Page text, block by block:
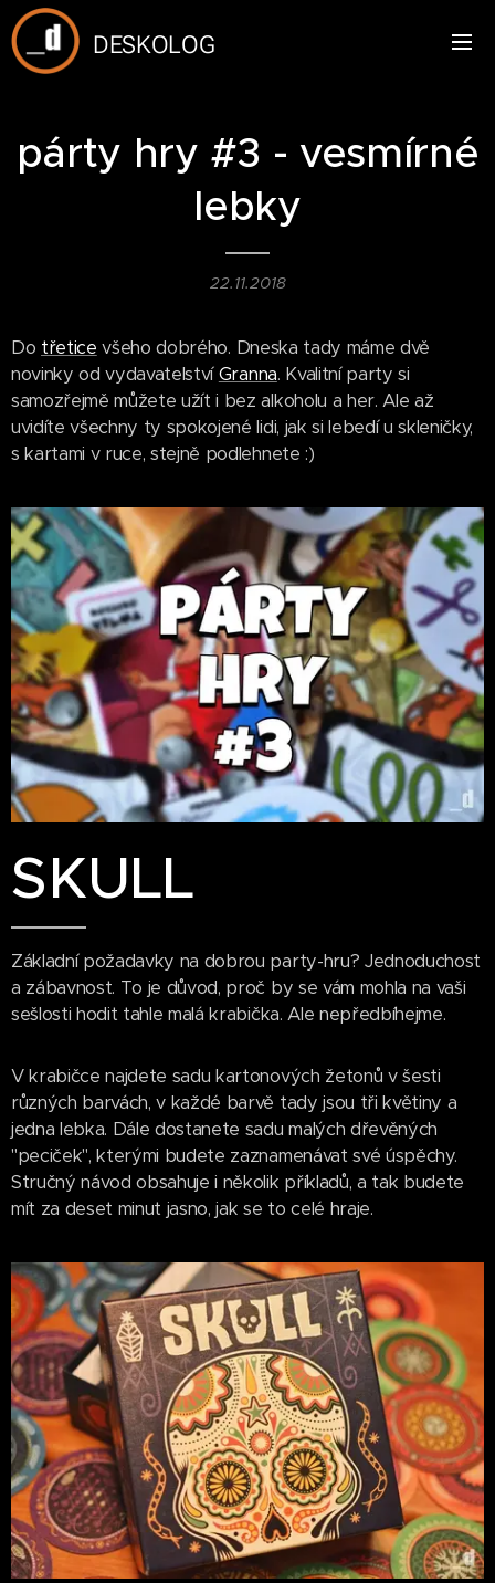
DESKOLOG
párty hry #3 - vesmírné
lebky
22.11.2018
Do třetice všeho dobrého. Dneska tady máme dvě
novinky od vydavatelstvíGranna. Kvalitní party si
samozřejmě můžete užít i bez alkoholu a her. Ale až
uvidíte všechny ty spokojené lidi, jak si lebedí u skleničky,
s kartami v ruce, stejně podlehnete :)
SKULL
Základní požadavky na dobrou party-hru? Jednoduchost
a zábavnost. To je důvod, proč by se vám mohla na vaši
sešlosti hodit tahle malá krabička. Ale nepředbíhejme.
V krabičce najdete sadu kartonových žetonů v šesti
různých barvách, v každé barvě tady jsou tři květiny a
jedna lebka. Dále dostanete sadu malých dřevěných
"peciček", kterými budete zaznamenávat své úspěchy.
Stručný návod obsahuje i několik příkladů, a tak budete
mít za deset minut jasno, jak se to celé hraje.